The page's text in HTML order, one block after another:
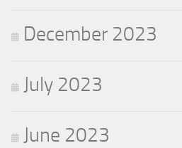
December 2023
July 2023
June 2023